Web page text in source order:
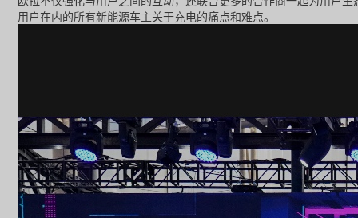
用户在内的所有新能源车主关于充电的痛点和难点。